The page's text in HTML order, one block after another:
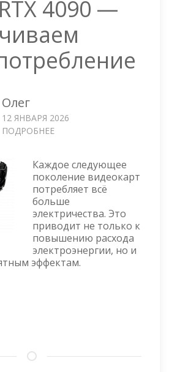
4090 —
Олег
12 ЯНВАРЯ 2026
ПОДРОБНЕЕ
4090
—
ОГРАНИЧИВАЕМ
ЭНЕРГОПОТРЕБЛЕНИЕ
Каждое следующее
поколение видеокарт
потребляет всё
больше
электричества. Это
приводит не только к
повышению расхода
электроэнергии, но и
эффектам.